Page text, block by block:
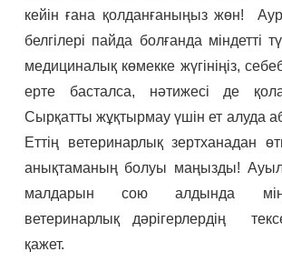
кейін ғана қолданғаныңыз жөн!
белгілері пайда болғанда міндетті
медициналық көмекке жүгініңіз,
ерте басталса, нәтижесі де
Сырқатты жұқтырмау үшін ет алуда
Еттің ветеринарлық зертханадан
анықтаманың болуы маңызды!
малдарын сою алдында
ветеринарлық дәрігерлердің
қажет.